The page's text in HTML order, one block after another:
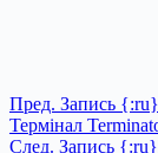
Пред. Запись
Термінал
След. Запись